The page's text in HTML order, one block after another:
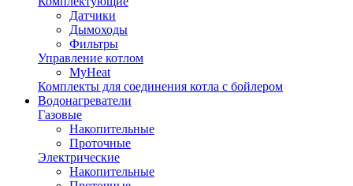
Датчики
Дымоходы
Фильтры
Управление котлом
MyHeat
Комплекты для соединения котла с бойлером
Водонагреватели
Газовые
Накопительные
Проточные
Электрические
Накопительные